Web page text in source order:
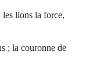
les lions la force,
; la couronne de